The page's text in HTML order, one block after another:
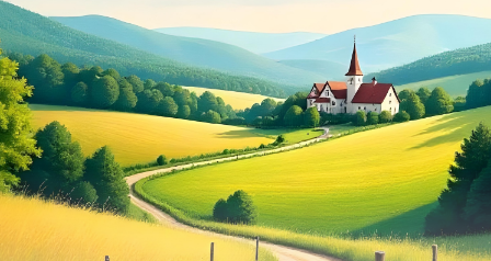
Philippeville
Explorez les souterrains historiques de Philippeville, un
réseau de galeries datant duXVIe siècle. Ce patrimoine
exceptionnel témoigne de l'histoire fortifiée de la ville et
de ses défenses stratégiques.
RÉSERVEZ VOTRE ENTRÉE